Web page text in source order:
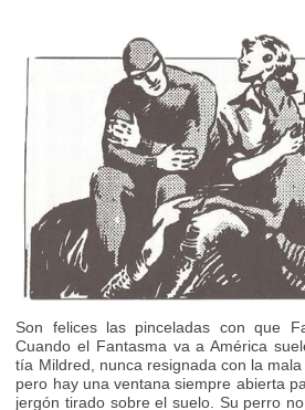
Son felices las pinceladas con que
Cuando el Fantasma va a América
tía Mildred, nunca resignada con la
pero hay una ventana siempre abierta
jergón tirado sobre el suelo. Su perro